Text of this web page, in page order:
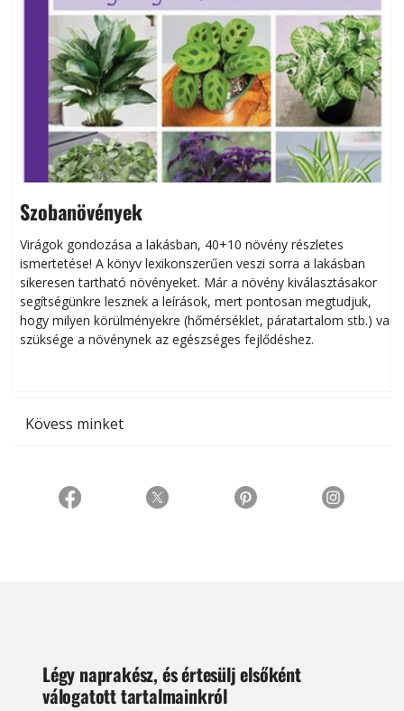
Szobanövények
Virágok gondozása a lakásban, 40+10 növény részletes
ismertetése! A könyv lexikonszerűen veszi sorra a lakásban
sikeresen tart­ha­tó növényeket. Már a növény kiválasztásakor
segítségünkre lesznek a leírások, mert pontosan megtudjuk,
hogy milyen körülményekre (hőmérséklet, páratartalom stb.) van
szüksége a növénynek az egészséges fejlődéshez.
Kövess minket
Légy naprakész, és értesülj elsőként
válogatott tartalmainkról